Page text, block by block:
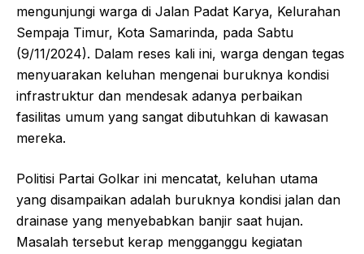
mengunjungi warga di Jalan Padat Karya, Kelurahan
Sempaja Timur, Kota Samarinda, pada Sabtu
(9/11/2024). Dalam reses kali ini, warga dengan tegas
menyuarakan keluhan mengenai buruknya kondisi
infrastruktur dan mendesak adanya perbaikan
fasilitas umum yang sangat dibutuhkan di kawasan
mereka.
Politisi Partai Golkar ini mencatat, keluhan utama
yang disampaikan adalah buruknya kondisi jalan dan
drainase yang menyebabkan banjir saat hujan.
Masalah tersebut kerap mengganggu kegiatan